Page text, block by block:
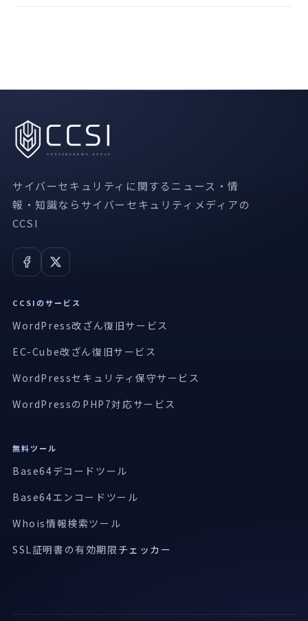
サイバーセキュリティに関するニュース・情
報・知識ならサイバーセキュリティメディアの
CCSI
CCSIのサービス
WordPress改ざん復旧サービス
EC-Cube改ざん復旧サービス
WordPressセキュリティ保守サービス
WordPressのPHP7対応サービス
無料ツール
Base64デコードツール
Base64エンコードツール
Whois情報検索ツール
SSL証明書の有効期限 チェッカー